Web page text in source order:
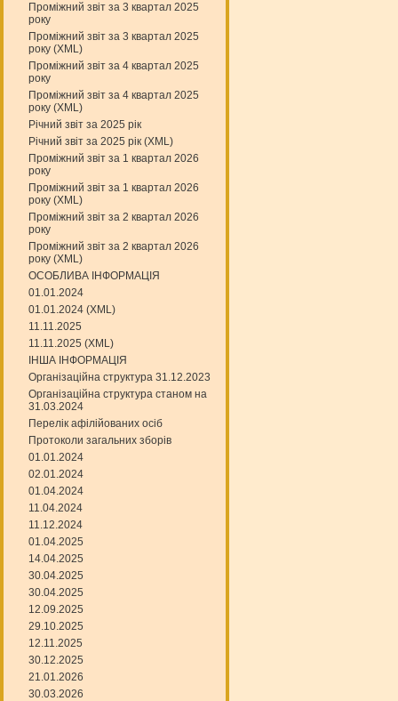
Проміжний звіт за 3 квартал 2025
року
Проміжний звіт за 3 квартал 2025
року (XML)
Проміжний звіт за 4 квартал 2025
року
Проміжний звіт за 4 квартал 2025
року (XML)
Річний звіт за 2025 рік
Річний звіт за 2025 рік (XML)
Проміжний звіт за 1 квартал 2026
року
Проміжний звіт за 1 квартал 2026
року (XML)
Проміжний звіт за 2 квартал 2026
року
Проміжний звіт за 2 квартал 2026
року (XML)
ОСОБЛИВА ІНФОРМАЦІЯ
01.01.2024
01.01.2024 (XML)
11.11.2025
11.11.2025 (XML)
ІНША ІНФОРМАЦІЯ
Організаційна структура 31.12.2023
Організаційна структура станом на
31.03.2024
Перелік афілійованих осіб
Протоколи загальних зборів
01.01.2024
02.01.2024
01.04.2024
11.04.2024
11.12.2024
01.04.2025
14.04.2025
30.04.2025
30.04.2025
12.09.2025
29.10.2025
12.11.2025
30.12.2025
21.01.2026
30.03.2026